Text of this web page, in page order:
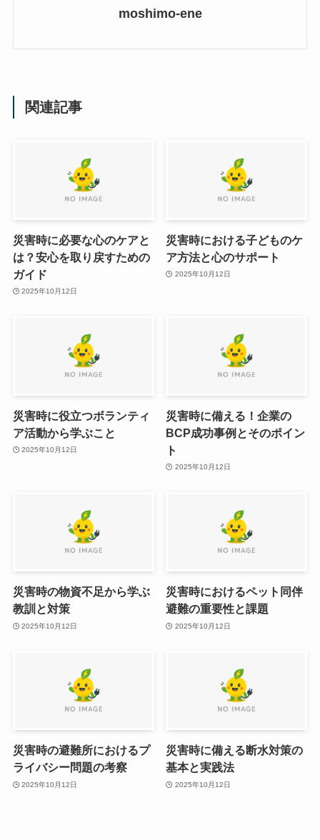
moshimo-ene
関連記事
災害時に必要な心のケアと
は？安心を取り戻すための
ガイド
2025年10月12日
災害時における子どものケ
ア方法と心のサポート
2025年10月12日
災害時に役立つボランティ
ア活動から学ぶこと
2025年10月12日
災害時に備える！企業の
BCP成功事例とそのポイン
ト
2025年10月12日
災害時の物資不足から学ぶ
教訓と対策
2025年10月12日
災害時におけるペット同伴
避難の重要性と課題
2025年10月12日
災害時の避難所におけるプ
ライバシー問題の考察
2025年10月12日
災害時に備える断水対策の
基本と実践法
2025年10月12日